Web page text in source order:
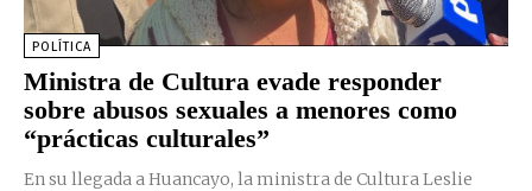
POLÍTICA
Ministra de Cultura evade responder
sobre abusos sexuales a menores como
“prácticas culturales”
En su llegada a Huancayo, la ministra de Cultura Leslie